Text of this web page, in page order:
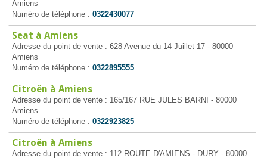
Amiens
Numéro de téléphone : 0322430077
Seat à Amiens
Adresse du point de vente : 628 Avenue du 14 Juillet 17 - 80000
Amiens
Numéro de téléphone : 0322895555
Citroën à Amiens
Adresse du point de vente : 165/167 RUE JULES BARNI - 80000
Amiens
Numéro de téléphone : 0322923825
Citroën à Amiens
Adresse du point de vente : 112 ROUTE D'AMIENS - DURY - 80000